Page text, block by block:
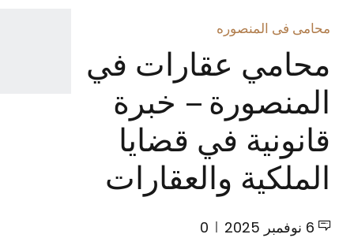
محامى فى المنصوره
محامي عقارات في
المنصورة – خبرة
قانونية في قضايا
الملكية والعقارات
6 نوفمبر 2025 0